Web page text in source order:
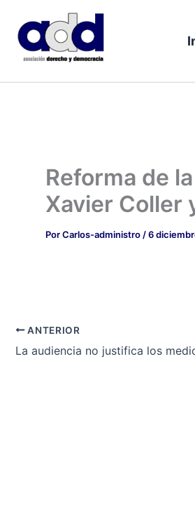
contenido
Reforma de
Xavier Coller
PorCarlos-administro /6
ANTERIOR
La audiencia no justifica los